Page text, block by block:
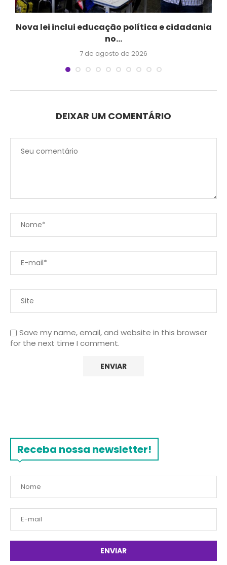
Nova lei inclui educação política e cidadania
no...
7 de agosto de 2026
DEIXAR UM COMENTÁRIO
Save my name, email, and website in this browser
for the next time I comment.
Receba nossa newsletter!